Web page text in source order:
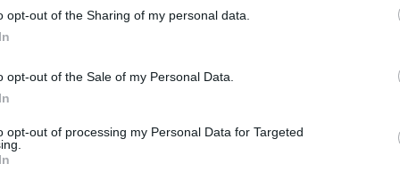
opt-out of the Sharing of my personal data.
opt-out of the Sale of my Personal Data.
opt-out of processing my Personal Data for Targeted
autortiesību objekts Autortiesību likuma izpratnē, un tā
lasi